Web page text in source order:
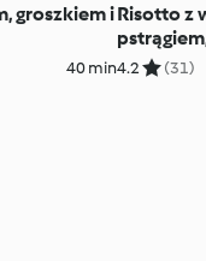
groszkiem i
40 min
Risotto z
i
4.2 (31)